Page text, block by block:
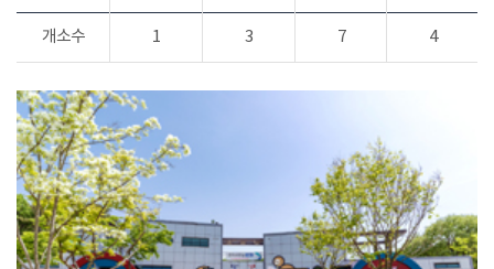
개소수 1 3 7 4